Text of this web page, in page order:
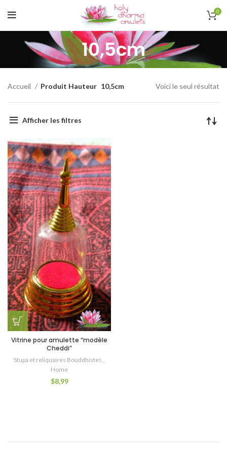
0
10,5cm
Accueil Produit Hauteur 10,5cm Voici le seul résultat
Afficher les filtres
Vitrine pour amulette “modèle
Cheddi”
Stupa et reliquaires Bouddhistes.,
Home
$8,99